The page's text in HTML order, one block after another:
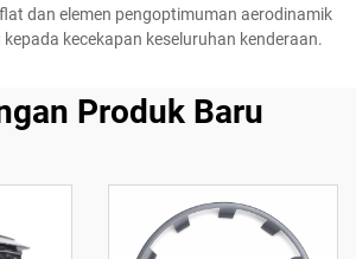
dan elemen pengoptimuman aerodinamik
kecekapan keseluruhan kenderaan.
Produk Baru